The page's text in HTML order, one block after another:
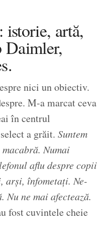
artă,
Daimler,
nici un obiectiv.
M-a marcat ceva
în centrul
a grăit. Suntem
Numai
aflu despre copii
arși, înfometați. Ne-
ne mai afectează.
fost cuvintele cheie